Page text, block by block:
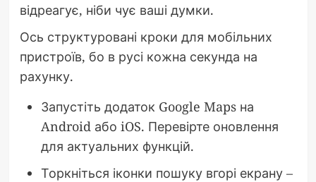
відреагує, ніби чує ваші думки.
Ось структуровані кроки для мобільних
пристроїв, бо в русі кожна секунда на
рахунку.
Запустіть додаток Google Maps на
Android або iOS. Перевірте оновлення
для актуальних функцій.
Торкніться іконки пошуку вгорі екрану –